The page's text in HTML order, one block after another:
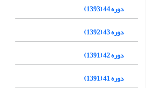
دوره 44 (1393)
دوره 43 (1392)
دوره 42 (1391)
دوره 41 (1391)